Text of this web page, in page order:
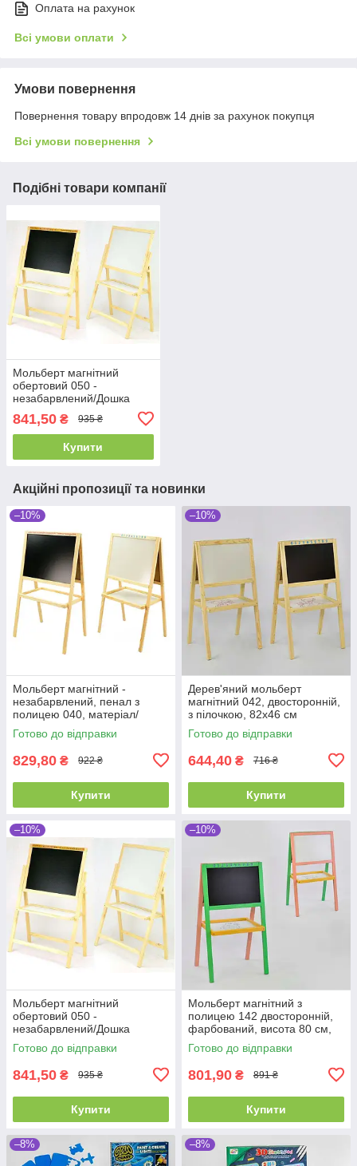
Оплата на рахунок
Всі умови оплати
Умови повернення
Повернення товару впродовж 14 днів за рахунок покупця
Всі умови повернення
Подібні товари компанії
Мольберт магнітний
обертовий 050 -
незабарвлений/Дошка
ш55*в110см
841,50 ₴ 935 ₴
Купити
Акційні пропозиції та новинки
–10%
Мольберт магнітний -
незабарвлений, пенал з
полицею 040, матеріал/
сосна, 55*40 см
Готово до відправки
829,80 ₴ 922 ₴
Купити
–10%
Дерев'яний мольберт
магнітний 042, двосторонній,
з пілочкою, 82х46 см
Готово до відправки
644,40 ₴ 716 ₴
Купити
–10%
Мольберт магнітний
обертовий 050 -
незабарвлений/Дошка
ш40*в55см, Підставка
ш55*в110см
Готово до відправки
841,50 ₴ 935 ₴
Купити
–10%
Мольберт магнітний з
полицею 142 двосторонній,
фарбований, висота 80 см,
40х26 см
Готово до відправки
801,90 ₴ 891 ₴
Купити
–8% –8%